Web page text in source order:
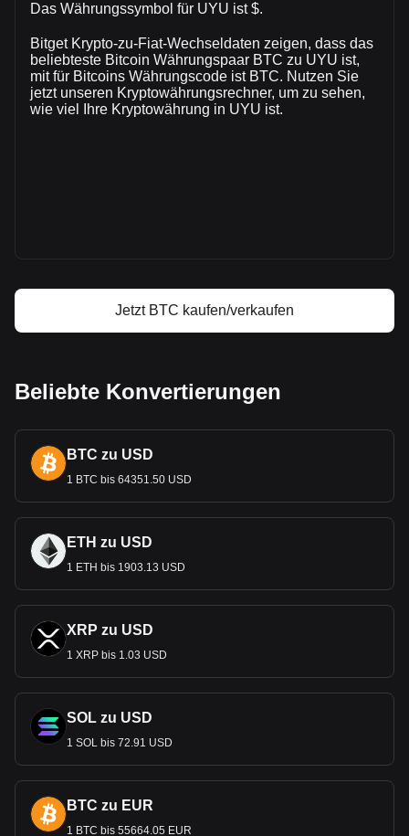
von$52,509,642,176,173.39 UYU auf Grundlage eines
Handelsvolumen von Bitcoin hat sich in den letzten 24
Stunden um -2.53% ($-19,391,390,469.73 UYU) verändert.
Am vorherigen Handelstag lag das Handelsvolumen von
BTC bei $767,854,219,915.
Das Währungssymbol für UYU ist $.
Bitget Krypto-zu-Fiat-Wechseldaten zeigen, dass das
beliebteste Bitcoin Währungspaar BTC zu UYU ist,
mit für Bitcoins Währungscode ist BTC. Nutzen Sie
jetzt unseren Kryptowährungsrechner, um zu sehen,
wie viel Ihre Kryptowährung in UYU ist.
Jetzt BTC kaufen/verkaufen
Beliebte Konvertierungen
BTC zu USD
1 BTC bis 64351.50 USD
ETH zu USD
1 ETH bis 1903.13 USD
XRP zu USD
1 XRP bis 1.03 USD
SOL zu USD
1 SOL bis 72.91 USD
BTC zu EUR
1 BTC bis 55664.05 EUR